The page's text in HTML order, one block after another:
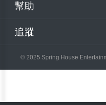
幫助
追蹤
© 2025 Spring House